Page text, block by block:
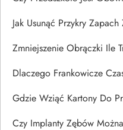
Jak Usunąć Przykry
Zmniejszenie Obrączki Ile
Dlaczego Frankowicze
Gdzie Wziąć Kartony Do
Czy Implanty Zębów